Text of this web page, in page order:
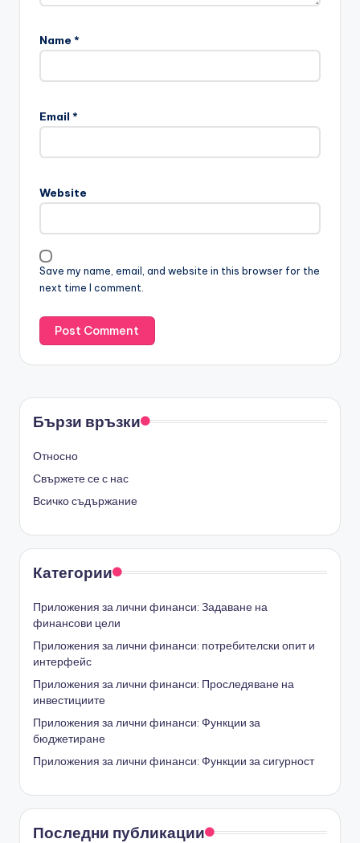
Name *
Email *
Website
Save my name, email, and website in this browser for the
next time I comment.
Бързи връзки
Относно
Свържете се с нас
Всичко съдържание
Категории
Приложения за лични финанси: Задаване на
финансови цели
Приложения за лични финанси: потребителски опит и
интерфейс
Приложения за лични финанси: Проследяване на
инвестициите
Приложения за лични финанси: Функции за
бюджетиране
Приложения за лични финанси: Функции за сигурност
Последни публикации